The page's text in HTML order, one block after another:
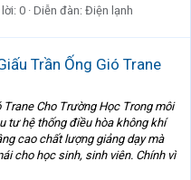
0 Diễn đàn: Điện lạnh
Trần Ống Gió Trane
Cho Trường Học Trong môi
tư hệ thống điều hòa không khí
cao chất lượng giảng dạy mà
cho học sinh, sinh viên. Chính vì